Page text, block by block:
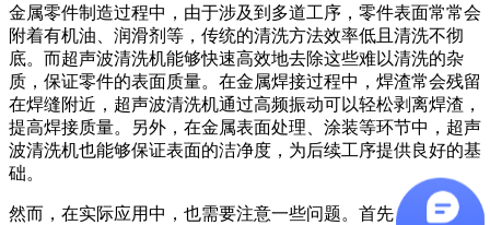
金属零件制造过程中，由于涉及到多道工序，零件表面常常会
附着有机油、润滑剂等，传统的清洗方法效率低且清洗不彻
底。而超声波清洗机能够快速高效地去除这些难以清洗的杂
质，保证零件的表面质量。在金属焊接过程中，焊渣常会残留
在焊缝附近，超声波清洗机通过高频振动可以轻松剥离焊渣，
提高焊接质量。另外，在金属表面处理、涂装等环节中，超声
波清洗机也能够保证表面的洁净度，为后续工序提供良好的基
础。
然而，在实际应用中，也需要注意一些问题。首先，需要根据